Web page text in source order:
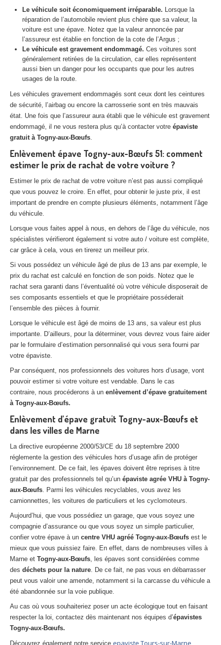
Centreagréé VHU 95 : casse auto avec destruction
DOCUMENTSÀ JOINDRE
RACHATVÉHICULES
CONTACT
01 83 64 20 40
Le véhicule soit économiquement irréparable. Lorsque la
réparation de l’automobile revient plus chère que sa valeur, la
voiture est une épave. Notez que la valeur annoncée par
l’assureur est établie en fonction de la cote de l’Argus ;
Le véhicule est gravement endommagé. Ces voitures sont
généralement retirées de la circulation, car elles représentent
aussi bien un danger pour les occupants que pour les autres
usages de la route.
Les véhicules gravement endommagés sont ceux dont les ceintures
de sécurité, l’airbag ou encore la carrosserie sont en très mauvais
état. Une fois que l’assureur aura établi que le véhicule est gravement
endommagé, il ne vous restera plus qu’à contacter votre épaviste
gratuit à Togny-aux-Bœufs.
Enlèvement épave Togny-aux-Bœufs 51: comment
estimer le prix de rachat de votre voiture ?
Estimer le prix de rachat de votre voiture n’est pas aussi compliqué
que vous pouvez le croire. En effet, pour obtenir le juste prix, il est
important de prendre en compte plusieurs éléments, notamment l’âge
du véhicule.
Lorsque vous faites appel à nous, en dehors de l’âge du véhicule, nos
spécialistes vérifieront également si votre auto / voiture est complète,
car grâce à cela, vous en tirerez un meilleur prix.
Si vous possédez un véhicule âgé de plus de 13 ans par exemple, le
prix du rachat est calculé en fonction de son poids. Notez que le
rachat sera garanti dans l’éventualité où votre véhicule disposerait de
ses composants essentiels et que le propriétaire posséderait
l’ensemble des pièces à fournir.
Lorsque le véhicule est âgé de moins de 13 ans, sa valeur est plus
importante. D’ailleurs, pour la déterminer, vous devrez vous faire aider
par le formulaire d’estimation personnalisé qui vous sera fourni par
votre épaviste.
Par conséquent, nos professionnels des voitures hors d’usage, vont
pouvoir estimer si votre voiture est vendable. Dans le cas
contraire, nous procéderons à un enlèvement d’épave gratuitement
à Togny-aux-Bœufs.
Enlèvement d’épave gratuit Togny-aux-Bœufs et
dans les villes de Marne
La directive européenne 2000/53/CE du 18 septembre 2000
réglemente la gestion des véhicules hors d’usage afin de protéger
l’environnement. De ce fait, les épaves doivent être reprises à titre
gratuit par des professionnels tel qu’un épaviste agrée VHU à Togny-
aux-Bœufs. Parmi les véhicules recyclables, vous avez les
camionnettes, les voitures de particuliers et les cyclomoteurs.
Aujourd’hui, que vous possédiez un garage, que vous soyez une
compagnie d’assurance ou que vous soyez un simple particulier,
confier votre épave à un centre VHU agréé Togny-aux-Bœufs est le
mieux que vous puissiez faire. En effet, dans de nombreuses villes à
Marne et Togny-aux-Bœufs, les épaves sont considérées comme
des déchets pour la nature. De ce fait, ne pas vous en débarrasser
peut vous valoir une amende, notamment si la carcasse du véhicule a
été abandonnée sur la voie publique.
Au cas où vous souhaiteriez poser un acte écologique tout en faisant
respecter la loi, contactez dès maintenant nos équipes d’épavistes
Togny-aux-Bœufs.
Découvrez également notre service epaviste Tours-sur-Marne